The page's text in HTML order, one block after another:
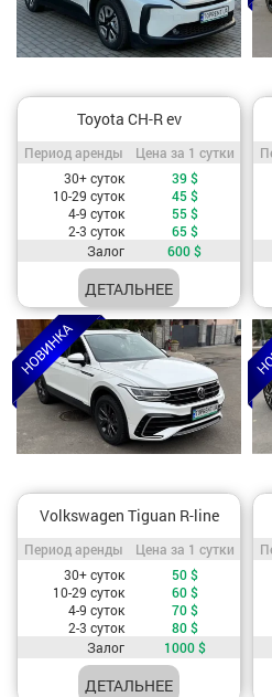
Toyota CH-R ev
Период аренды / Цена за 1 сутки
Период аренды
Цена за 1 сутки
Стоимость, в зависимости от периода
30+ суток 39 $
10-29 суток
45 $
4-9 суток
55 $
2-3 суток
65 $
Залог
600$
ДЕТАЛЬНЕЕ
Volkswagen Tiguan R-line
Период аренды / Цена за 1 сутки
Период аренды
Цена за 1 сутки
Стоимость, в зависимости от периода
30+ суток 50 $
10-29 суток
60 $
4-9 суток
70 $
2-3 суток
80 $
Залог
1000 $
ДЕТАЛЬНЕЕ